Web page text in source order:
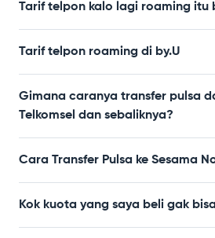
Tarif telpon kalo lagi roaming itu
Tarif telpon roaming di by.U
Gimana caranya transfer pulsa
Telkomsel dan sebaliknya?
Cara Transfer Pulsa ke Sesama
Kok kuota yang saya beli gak